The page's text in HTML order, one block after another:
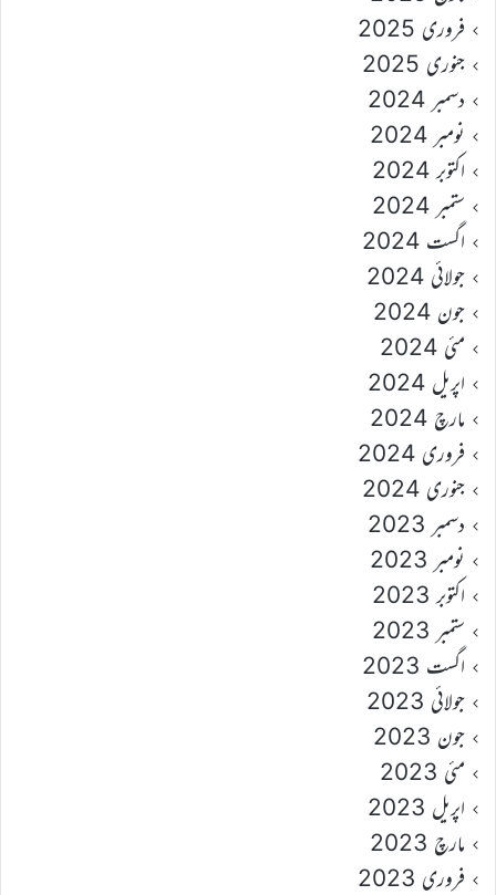
فروری 2025
جنوری 2025
دسمبر 2024
نومبر 2024
اکتوبر 2024
ستمبر 2024
اگست 2024
جولائی 2024
جون 2024
مئی 2024
اپریل 2024
مارچ 2024
فروری 2024
جنوری 2024
دسمبر 2023
نومبر 2023
اکتوبر 2023
ستمبر 2023
اگست 2023
جولائی 2023
جون 2023
مئی 2023
اپریل 2023
مارچ 2023
فروری 2023